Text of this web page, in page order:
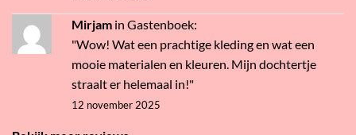
Mirjam in Gastenboek:
"Wow! Wat een prachtige kleding en wat een
mooie materialen en kleuren. Mijn dochtertje
straalt er helemaal in!"
12 november 2025